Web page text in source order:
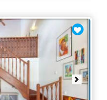
Next